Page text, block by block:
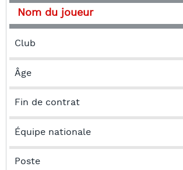
Nom du joueur
Club
Âge
Fin de contrat
Équipe nationale
Poste